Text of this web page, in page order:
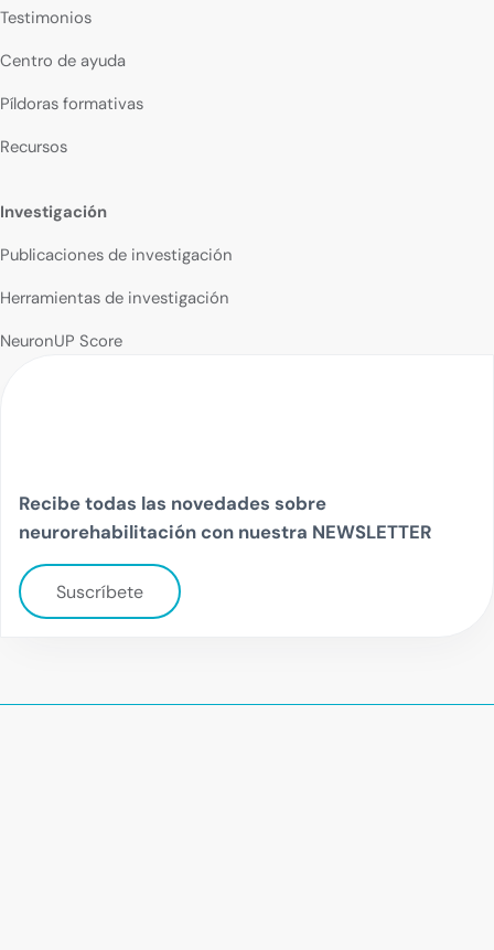
Testimonios
Centro de ayuda
Píldoras formativas
Recursos
Investigación
Publicaciones de investigación
Herramientas de investigación
NeuronUP Score
Recibe todas las novedades sobre
neurorehabilitación con nuestra NEWSLETTER
Suscríbete